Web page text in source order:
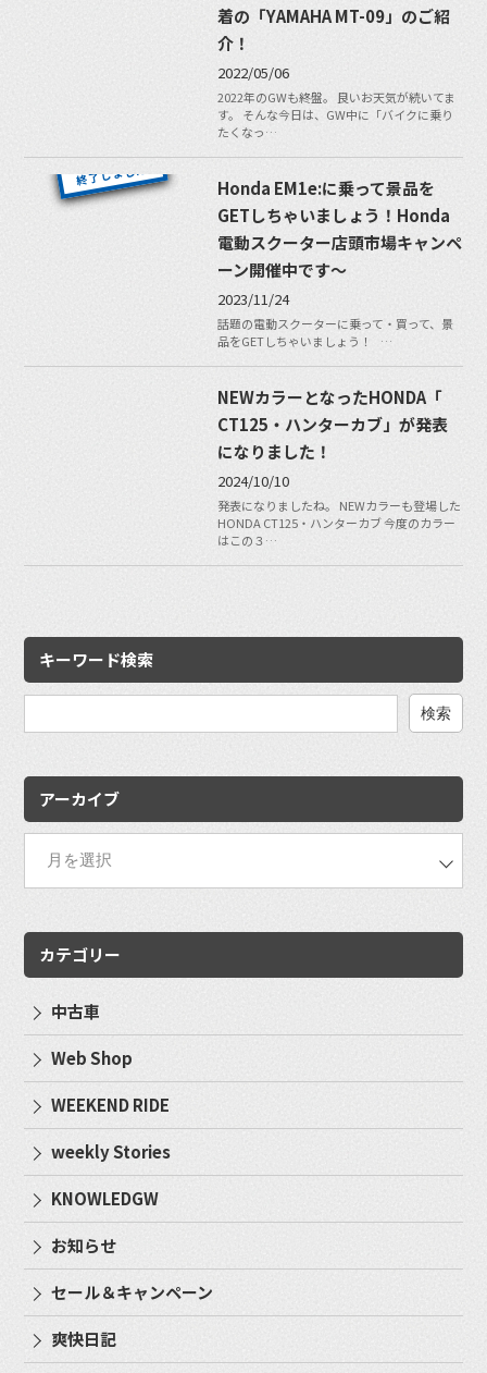
着の「YAMAHA MT-09」のご紹
介！
2022/05/06
2022年のGWも終盤。 良いお天気が続いてま
す。 そんな今日は、GW中に「バイクに乗り
たくなっ…
Honda EM1e:に乗って景品を
GETしちゃいましょう！Honda
電動スクーター店頭市場キャンペ
ーン開催中です〜
2023/11/24
話題の電動スクーターに乗って・買って、景
品をGETしちゃいましょう！ …
NEWカラーとなったHONDA「
CT125・ハンターカブ」が発表
になりました！
2024/10/10
発表になりましたね。 NEWカラーも登場した
HONDA CT125・ハンターカブ 今度のカラー
はこの３…
キーワード検索
アーカイブ
カテゴリー
中古車
Web Shop
WEEKEND RIDE
weekly Stories
KNOWLEDGW
お知らせ
セール＆キャンペーン
爽快日記